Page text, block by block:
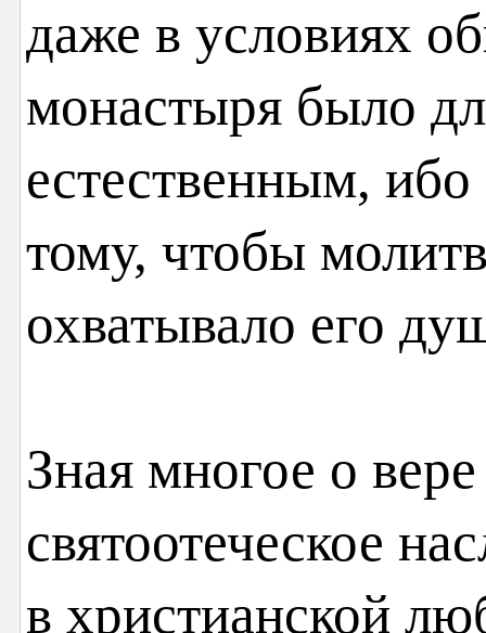
даже в условиях
монастыря было
естественным, ибо
тому, чтобы
охватывало его
Зная многое о
святоотеческое
в христианской